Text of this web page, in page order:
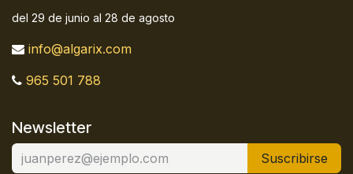
del 29 de junio al 28 de agosto
info@algarix.com
965 501 788
Newsletter
Suscribirse